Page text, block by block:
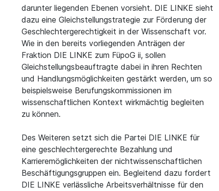
darunter liegenden Ebenen vorsieht. DIE LINKE sieht
dazu eine Gleichstellungstrategie zur Förderung der
Geschlechtergerechtigkeit in der Wissenschaft vor.
Wie in den bereits vorliegenden Anträgen der
Fraktion DIE LINKE zum FüpoG ii, sollen
Gleichstellungsbeauftragte dabei in ihren Rechten
und Handlungsmöglichkeiten gestärkt werden, um so
beispielsweise Berufungskommissionen im
wissenschaftlichen Kontext wirkmächtig begleiten
zu können.
Des Weiteren setzt sich die Partei DIE LINKE für
eine geschlechtergerechte Bezahlung und
Karrieremöglichkeiten der nichtwissenschaftlichen
Beschäftigungsgruppen ein. Begleitend dazu fordert
DIE LINKE verlässliche Arbeitsverhältnisse für den